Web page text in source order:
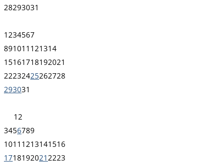
28293031
1 234567
891011 121314
15161718192021
22232425262728
293031
1 2
3456789
1011 1213141516
1718192021 2223